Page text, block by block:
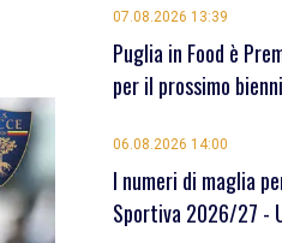
07.08.2026 13:39
Puglia in Food è
per il prossimo
06.08.2026 14:00
I numeri di maglia
Sportiva 2026/27 -